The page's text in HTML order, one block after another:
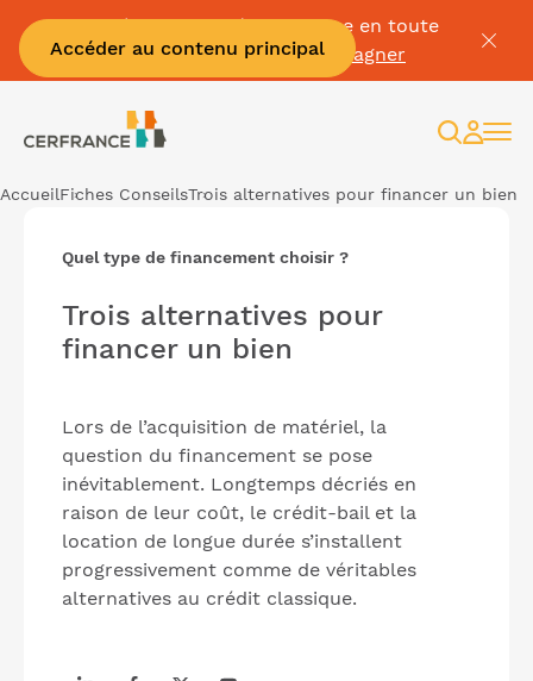
Accéder au contenu principal
Passez à la facture électronique en toute
sérénité :Je me fais accompagner
AccueilFiches ConseilsTrois alternatives pour financer un bien
Quel type de financement choisir ?
Trois alternatives pour
financer un bien
Lors de l’acquisition de matériel, la
question du financement se pose
inévitablement. Longtemps décriés en
raison de leur coût, le crédit-bail et la
location de longue durée s’installent
progressivement comme de véritables
alternatives au crédit classique.